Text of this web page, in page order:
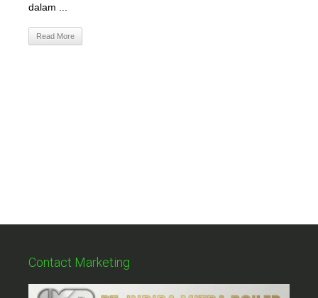
dalam ...
Read More
Contact Marketing